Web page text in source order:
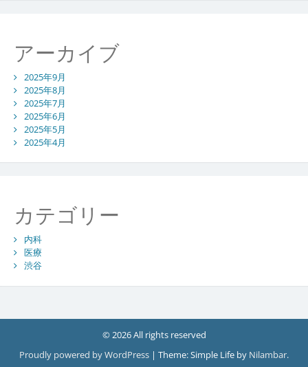
アーカイブ
2025年9月
2025年8月
2025年7月
2025年6月
2025年5月
2025年4月
カテゴリー
内科
医療
渋谷
© 2026 All rights reserved
Proudly powered by WordPress | Theme: Simple Life by Nilambar.